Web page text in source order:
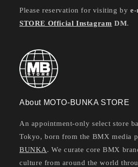
Please reservation for visiting by
STORE Official Instagram DM.
About MOTO-BUNKA STORE
An appointment-only select store
Tokyo, born from the BMX media
BUNKA. We curate core BMX
culture from around the world